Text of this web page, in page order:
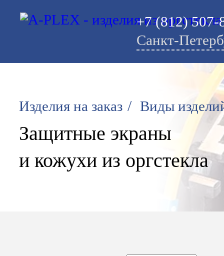
+7 (812) 507-
Санкт-
Изделия на заказ / Виды
Защитные экраны
и кожухи из оргстекла